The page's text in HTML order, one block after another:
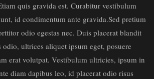
quis gravida est. Curabitur vestibulum
id condimentum ante gravida.Sed pretium
odio egestas nec. Duis placerat blandit
odio, ultrices aliquet ipsum eget, posuere
erat volutpat. Vestibulum ultricies, ipsum in
diam dapibus leo, id placerat odio risus